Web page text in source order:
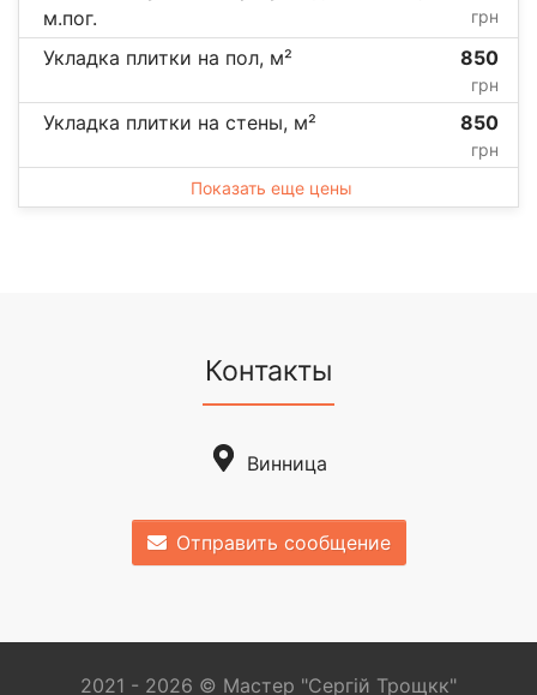
м.пог.
грн
Укладка плитки на пол, м² 850
грн
Укладка плитки на стены, м² 850
грн
Показать еще цены
Контакты
Винница
Отправить сообщение
2021 - 2026 © Мастер "Сергій Трощкк"